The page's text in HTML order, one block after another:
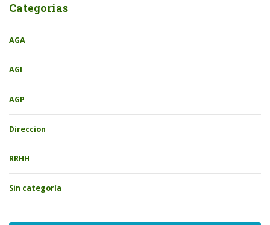
Categorías
AGA
AGI
AGP
Direccion
RRHH
Sin categoría